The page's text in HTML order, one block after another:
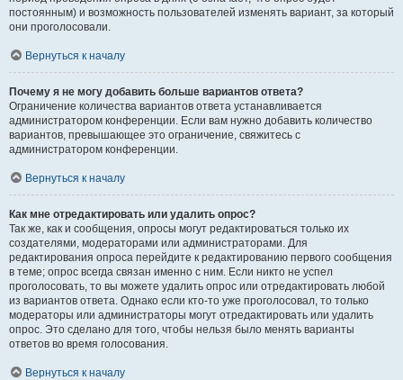
постоянным) и возможность пользователей изменять вариант, за который
они проголосовали.
Вернуться к началу
Почему я не могу добавить больше вариантов ответа?
Ограничение количества вариантов ответа устанавливается
администратором конференции. Если вам нужно добавить количество
вариантов, превышающее это ограничение, свяжитесь с
администратором конференции.
Вернуться к началу
Как мне отредактировать или удалить опрос?
Так же, как и сообщения, опросы могут редактироваться только их
создателями, модераторами или администраторами. Для
редактирования опроса перейдите к редактированию первого сообщения
в теме; опрос всегда связан именно с ним. Если никто не успел
проголосовать, то вы можете удалить опрос или отредактировать любой
из вариантов ответа. Однако если кто-то уже проголосовал, то только
модераторы или администраторы могут отредактировать или удалить
опрос. Это сделано для того, чтобы нельзя было менять варианты
ответов во время голосования.
Вернуться к началу